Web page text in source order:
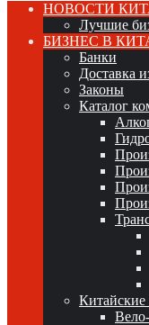
НОВОСТИ
Лучшие
БИЗНЕС В
Банки
Доставка
Законы
Каталог
Китайские